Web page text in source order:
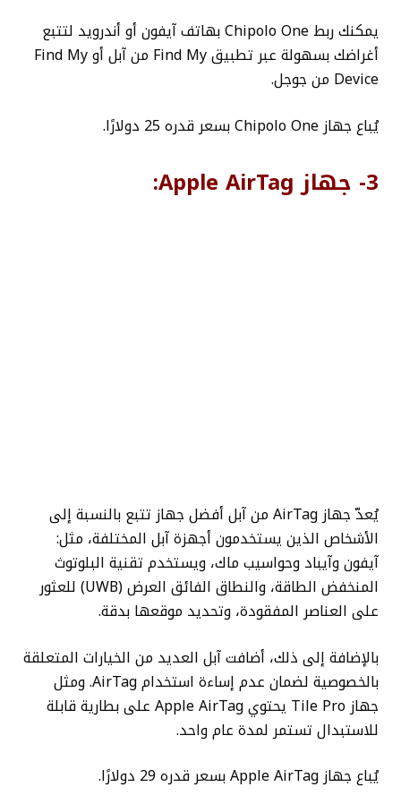
يمكنك ربط Chipolo One بهاتف آيفون أو أندرويد لتتبع
أغراضك بسهولة عبر تطبيق Find My من آبل أو Find My
Device من جوجل.
يُباع جهاز Chipolo One بسعر قدره 25 دولارًا.
3- جهاز Apple AirTag:
يُعدّ جهاز AirTag من آبل أفضل جهاز تتبع بالنسبة إلى
الأشخاص الذين يستخدمون أجهزة آبل المختلفة، مثل:
آيفون وآيباد وحواسيب ماك، ويستخدم تقنية البلوتوث
المنخفض الطاقة، والنطاق الفائق العرض (UWB) للعثور
على العناصر المفقودة، وتحديد موقعها بدقة.
بالإضافة إلى ذلك، أضافت آبل العديد من الخيارات المتعلقة
بالخصوصية لضمان عدم إساءة استخدام AirTag. ومثل
جهاز Tile Pro يحتوي Apple AirTag على بطارية قابلة
للاستبدال تستمر لمدة عام واحد.
يُباع جهاز Apple AirTag بسعر قدره 29 دولارًا.